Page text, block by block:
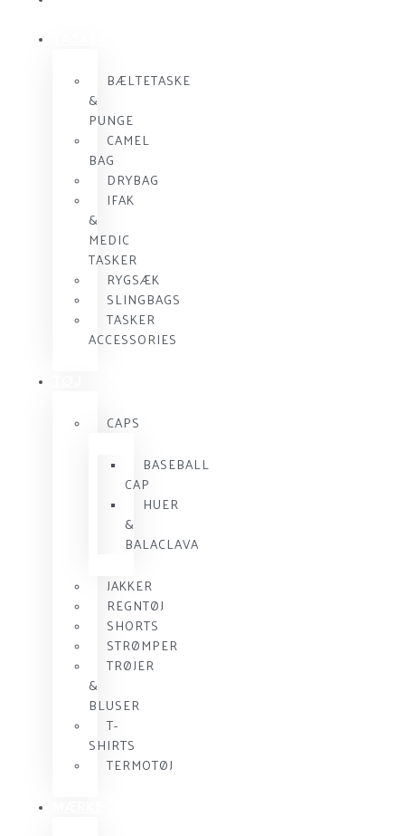
BÆLTETASKE
&
PUNGE
CAMEL
BAG
DRYBAG
IFAK
&
MEDIC
TASKER
RYGSÆK
SLINGBAGS
TASKER
ACCESSORIES
CAPS
BASEBALL
CAP
HUER
&
BALACLAVA
JAKKER
REGNTØJ
SHORTS
STRØMPER
TRØJER
&
BLUSER
T-
SHIRTS
TERMOTØJ